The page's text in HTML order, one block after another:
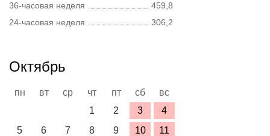
36-часовая неделя
459,8
24-часовая неделя
306,2
Октябрь
пн вт ср чт пт сб
вс
1
2 3
4
5
6 7 8 9 10
11